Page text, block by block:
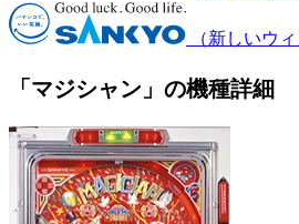
（新しいウ
「マジシャン」の機種詳細